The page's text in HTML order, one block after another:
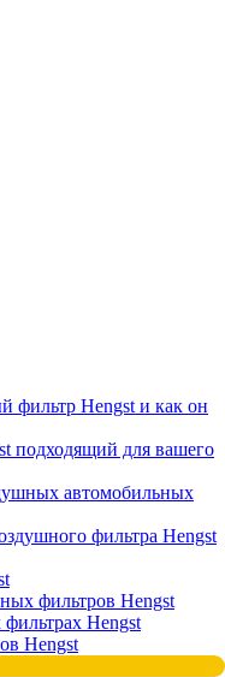
фильтр Hengst и как он
подходящий для вашего
автомобильных
фильтра Hengst
фильтров Hengst
Hengst
Hengst